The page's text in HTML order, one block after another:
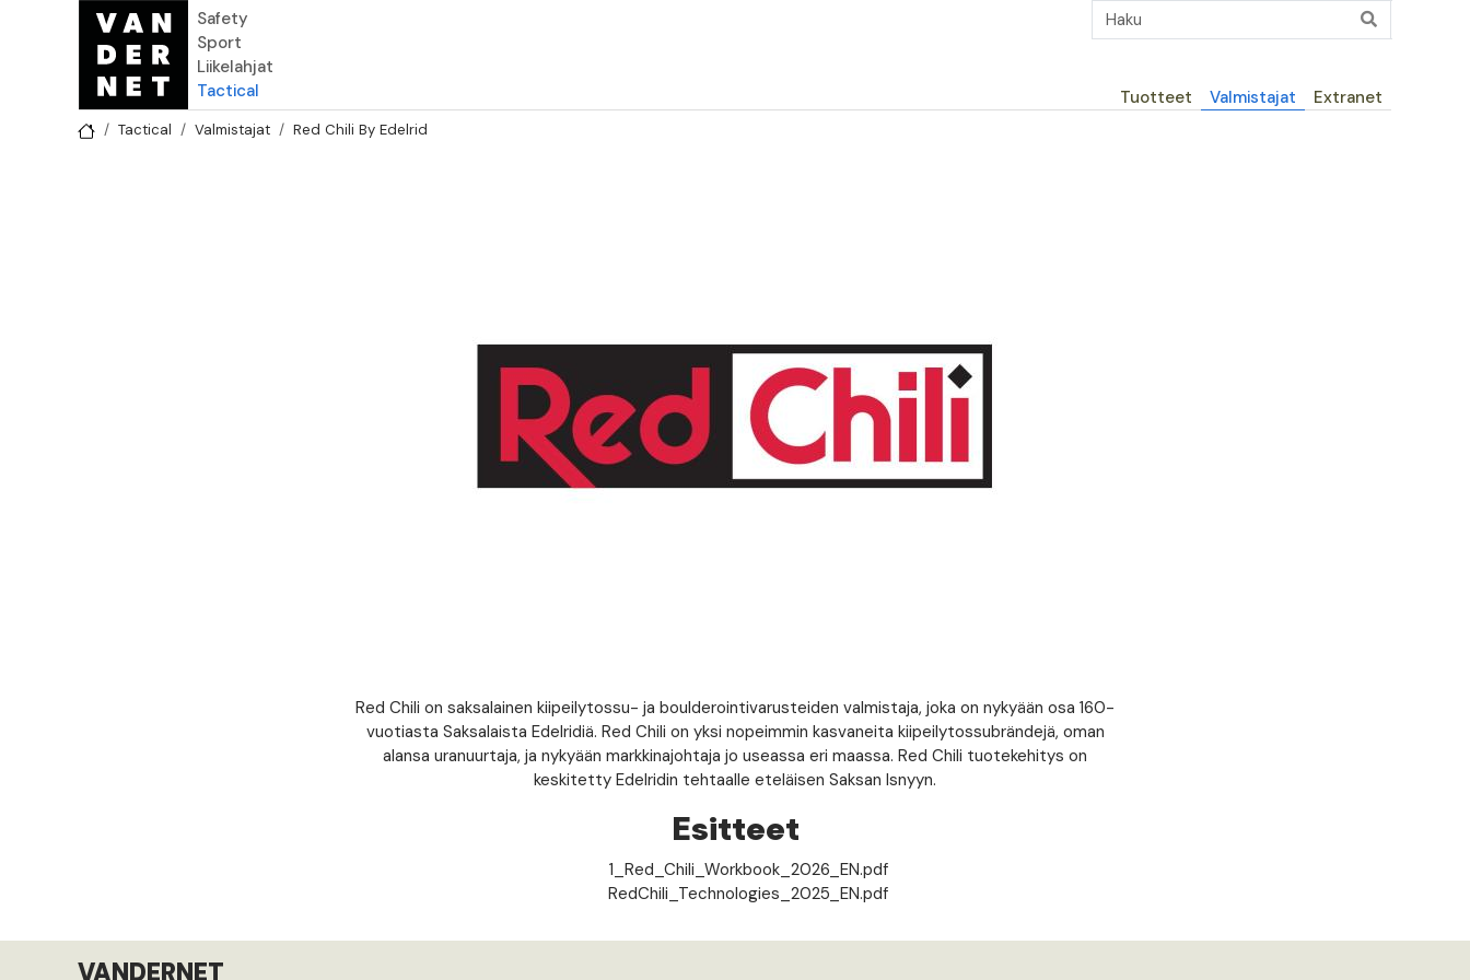
Hyppää pääsisältöön
Safety
Sport
Liikelahjat
Tactical
Päävalikko
Tuotteet Valmistajat Extranet
Tactical Valmistajat Red Chili By Edelrid
Red Chili on saksalainen kiipeilytossu- ja boulderointivarusteiden valmistaja, joka on nykyään osa 160-
vuotiasta Saksalaista Edelridiä. Red Chili on yksi nopeimmin kasvaneita kiipeilytossubrändejä, oman
alansa uranuurtaja, ja nykyään markkinajohtaja jo useassa eri maassa. Red Chili tuotekehitys on
keskitetty Edelridin tehtaalle eteläisen Saksan Isnyyn.
Esitteet
1_Red_Chili_Workbook_2026_EN.pdf
RedChili_Technologies_2025_EN.pdf
VANDERNET